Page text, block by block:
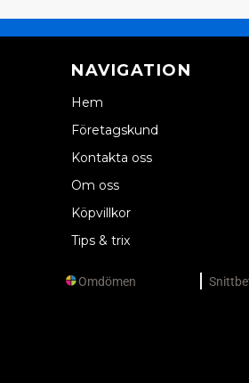
NAVIGATION
Hem
Företagskund
Kontakta oss
Om oss
Köpvillkor
Tips & trix